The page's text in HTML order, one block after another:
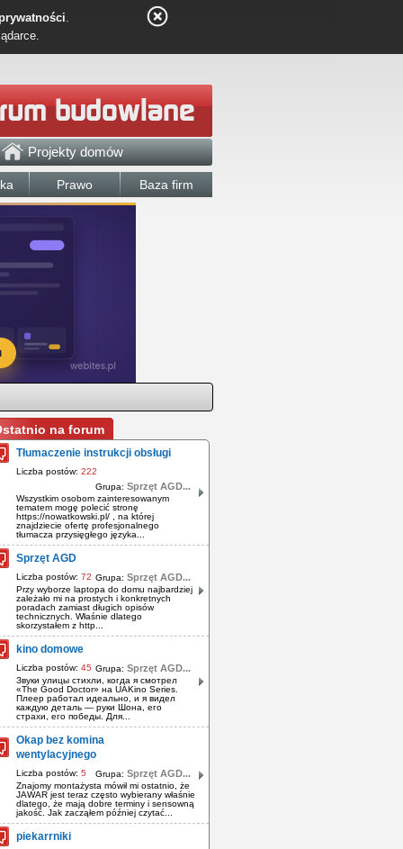
.
Projekty domów
Prawo Baza firm
na forum
Tłumaczenie instrukcji obsługi
Liczba postów: 222
Grupa: Sprzęt AGD...
Wszystkim osobom zainteresowanym
tematem mogę polecić stronę
https://nowatkowski.pl/ , na której
znajdziecie ofertę profesjonalnego
tłumacza przysięgłego języka...
Sprzęt AGD
Liczba postów: 72 Grupa: Sprzęt AGD...
Przy wyborze laptopa do domu najbardziej
zależało mi na prostych i konkretnych
poradach zamiast długich opisów
technicznych. Właśnie dlatego
skorzystałem z http...
kino domowe
Liczba postów: 45 Grupa: Sprzęt AGD...
Звуки улицы стихли, когда я смотрел
«The Good Doctor» на UAKino Series.
Плеер работал идеально, и я видел
каждую деталь — руки Шона, его
страхи, его победы. Для...
Okap bez komina
wentylacyjnego
Liczba postów: 5 Grupa: Sprzęt AGD...
Znajomy montażysta mówił mi ostatnio, że
JAWAR jest teraz często wybierany właśnie
dlatego, że mają dobre terminy i sensowną
jakość. Jak zacząłem później czytać...
piekarrniki